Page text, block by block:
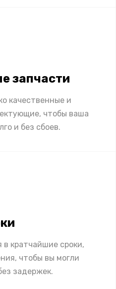
запчасти
качественные и
чтобы ваша
и без сбоев.
кратчайшие сроки,
чтобы вы могли
задержек.